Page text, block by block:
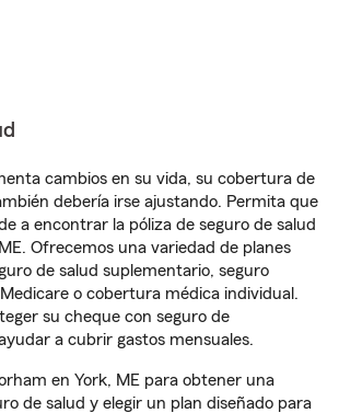
cambios en su vida, su cobertura de
debería irse ajustando. Permita que
a encontrar la póliza de seguro de salud
Ofrecemos una variedad de planes
de salud suplementario, seguro
o cobertura médica individual.
su cheque con seguro de
a cubrir gastos mensuales.
en York, ME para obtener una
de salud y elegir un plan diseñado para